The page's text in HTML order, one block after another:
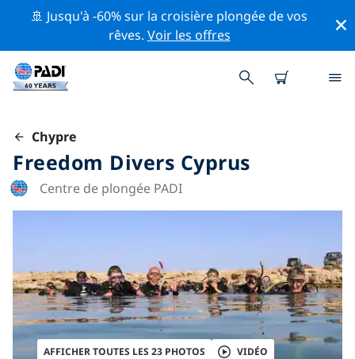
🚢 Jusqu'à -60% sur la croisière plongée de vos
rêves. Voir les offres
Chypre
Freedom Divers Cyprus
Centre de plongée PADI
AFFICHER TOUTES LES 23 PHOTOS VIDÉO